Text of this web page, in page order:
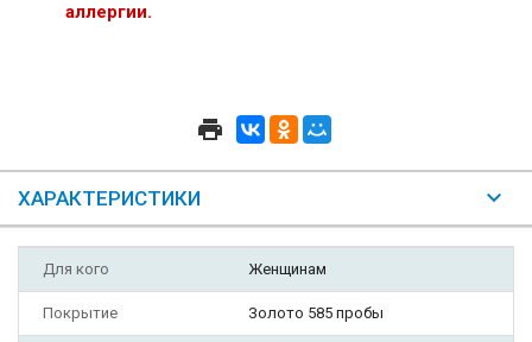
аллергии.
ХАРАКТЕРИСТИКИ
Для кого Женщинам
Покрытие Золото 585 пробы